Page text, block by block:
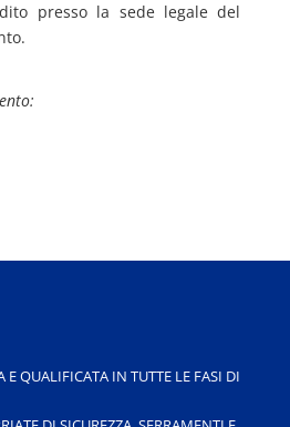
presso la sede legale del
E QUALIFICATA IN TUTTE LE FASI DI